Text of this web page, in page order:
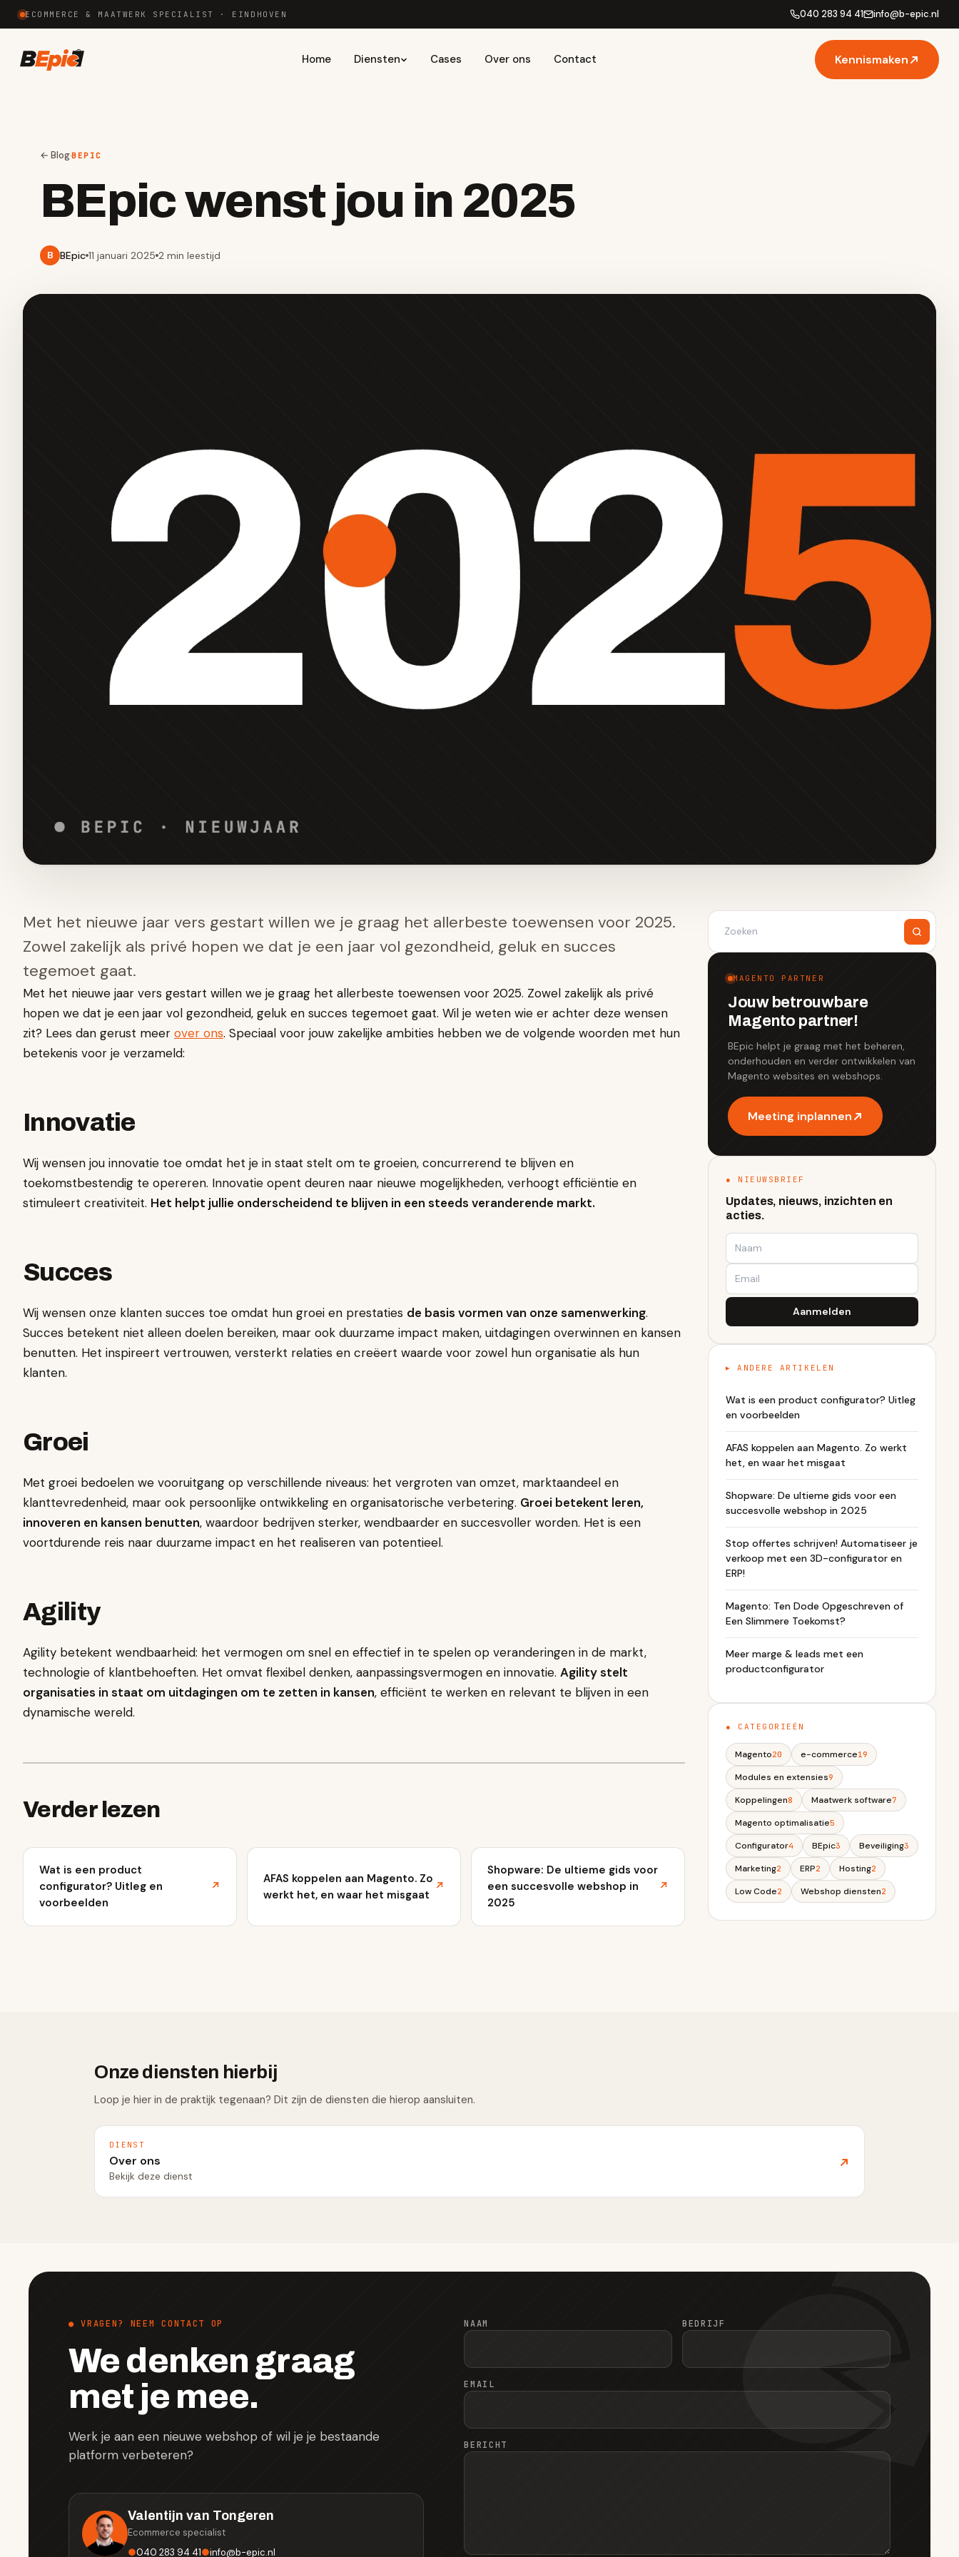
ECOMMERCE & MAATWERK SPECIALIST · EINDHOVEN 040 283 94 41 info@b-epic.nl
Home Diensten Cases Over ons Contact Kennismaken
← Blog·BEPIC
BEpic wenst jou in 2025
B BEpic 11 januari 2025 2 min leestijd
Met het nieuwe jaar vers gestart willen we je graag het allerbeste toewensen voor 2025.
Zowel zakelijk als privé hopen we dat je een jaar vol gezondheid, geluk en succes
tegemoet gaat.
Met het nieuwe jaar vers gestart willen we je graag het allerbeste toewensen voor 2025. Zowel zakelijk als privé
hopen we dat je een jaar vol gezondheid, geluk en succes tegemoet gaat. Wil je weten wie er achter deze wensen
zit? Lees dan gerust meer over ons. Speciaal voor jouw zakelijke ambities hebben we de volgende woorden met hun
betekenis voor je verzameld:
Innovatie
Wij wensen jou innovatie toe omdat het je in staat stelt om te groeien, concurrerend te blijven en
toekomstbestendig te opereren. Innovatie opent deuren naar nieuwe mogelijkheden, verhoogt efficiëntie en
stimuleert creativiteit. Het helpt jullie onderscheidend te blijven in een steeds veranderende markt.
Succes
Wij wensen onze klanten succes toe omdat hun groei en prestaties de basis vormen van onze samenwerking.
Succes betekent niet alleen doelen bereiken, maar ook duurzame impact maken, uitdagingen overwinnen en kansen
benutten. Het inspireert vertrouwen, versterkt relaties en creëert waarde voor zowel hun organisatie als hun
klanten.
Groei
Met groei bedoelen we vooruitgang op verschillende niveaus: het vergroten van omzet, marktaandeel en
klanttevredenheid, maar ook persoonlijke ontwikkeling en organisatorische verbetering. Groei betekent leren,
innoveren en kansen benutten, waardoor bedrijven sterker, wendbaarder en succesvoller worden. Het is een
voortdurende reis naar duurzame impact en het realiseren van potentieel.
Agility
Agility betekent wendbaarheid: het vermogen om snel en effectief in te spelen op veranderingen in de markt,
technologie of klantbehoeften. Het omvat flexibel denken, aanpassingsvermogen en innovatie. Agility stelt
organisaties in staat om uitdagingen om te zetten in kansen, efficiënt te werken en relevant te blijven in een
dynamische wereld.
Verder lezen
Wat is een product
configurator? Uitleg en
voorbeelden
↗
AFAS koppelen aan Magento. Zo
werkt het, en waar het misgaat
↗
Shopware: De ultieme gids voor
een succesvolle webshop in
2025
↗
MAGENTO PARTNER
Jouw betrouwbare
Magento partner!
BEpic helpt je graag met het beheren,
onderhouden en verder ontwikkelen van
Magento websites en webshops.
Meeting inplannen
● NIEUWSBRIEF
Updates, nieuws, inzichten en
acties.
Aanmelden
▸ ANDERE ARTIKELEN
Wat is een product configurator? Uitleg
en voorbeelden
AFAS koppelen aan Magento. Zo werkt
het, en waar het misgaat
Shopware: De ultieme gids voor een
succesvolle webshop in 2025
Stop offertes schrijven! Automatiseer je
verkoop met een 3D-configurator en
ERP!
Magento: Ten Dode Opgeschreven of
Een Slimmere Toekomst?
Meer marge & leads met een
productconfigurator
● CATEGORIEËN
Magento20 e-commerce19
Modules en extensies9
Koppelingen8 Maatwerk software7
Magento optimalisatie5
Configurator4 BEpic3 Beveiliging3
Marketing2 ERP2 Hosting2
Low Code2 Webshop diensten2
Onze diensten hierbij
Loop je hier in de praktijk tegenaan? Dit zijn de diensten die hierop aansluiten.
DIENST
Over ons
Bekijk deze dienst
● VRAGEN? NEEM CONTACT OP
We denken graag
met je mee.
Werk je aan een nieuwe webshop of wil je je bestaande
platform verbeteren?
Valentijn van Tongeren
Ecommerce specialist
●040 283 94 41●info@b-epic.nl
NAAM BEDRIJF
EMAIL
BERICHT